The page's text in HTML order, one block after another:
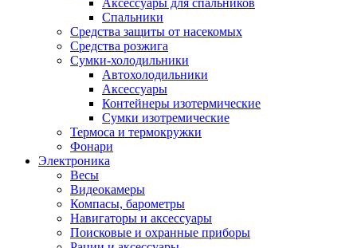
Аксессуары для спальников
Спальники
Средства защиты от насекомых
Средства розжига
Сумки-холодильники
Автохолодильники
Аксессуары
Контейнеры изотермические
Сумки изотремические
Термоса и термокружки
Фонари
Электроника
Весы
Видеокамеры
Компасы, барометры
Навигаторы и аксессуары
Поисковые и охранные приборы